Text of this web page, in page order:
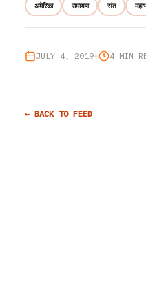
अमेरिका रामायण संत
JULY 4, 2019• 4 MIN
← BACK TO FEED